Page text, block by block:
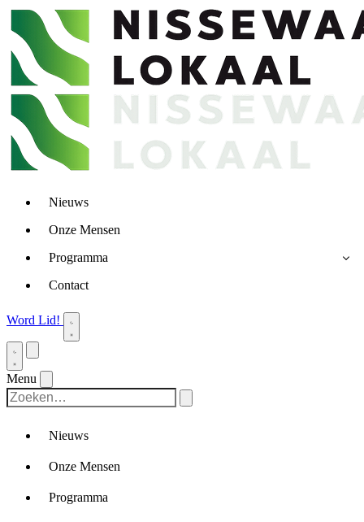
Nieuws
Onze Mensen
Programma
Contact
Word Lid!
Menu
Nieuws
Onze Mensen
Programma